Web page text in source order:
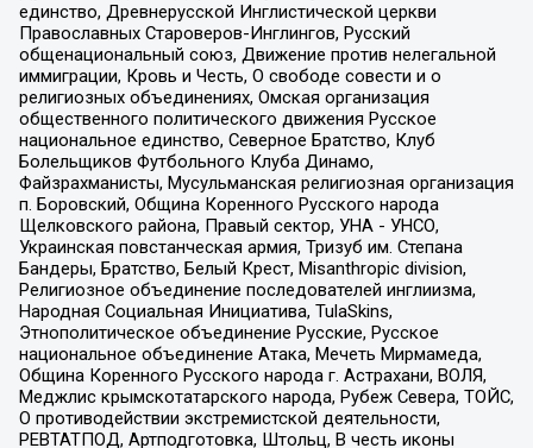
единство, Древнерусской Инглистической церкви
Православных Староверов-Инглингов, Русский
общенациональный союз, Движение против нелегальной
иммиграции, Кровь и Честь, О свободе совести и о
религиозных объединениях, Омская организация
общественного политического движения Русское
национальное единство, Северное Братство, Клуб
Болельщиков Футбольного Клуба Динамо,
Файзрахманисты, Мусульманская религиозная организация
п. Боровский, Община Коренного Русского народа
Щелковского района, Правый сектор, УНА - УНСО,
Украинская повстанческая армия, Тризуб им. Степана
Бандеры, Братство, Белый Крест, Misanthropic division,
Религиозное объединение последователей инглиизма,
Народная Социальная Инициатива, TulaSkins,
Этнополитическое объединение Русские, Русское
национальное объединение Атака, Мечеть Мирмамеда,
Община Коренного Русского народа г. Астрахани, ВОЛЯ,
Меджлис крымскотатарского народа, Рубеж Севера, ТОЙС,
О противодействии экстремистской деятельности,
РЕВТАТПОД, Артподготовка, Штольц, В честь иконы